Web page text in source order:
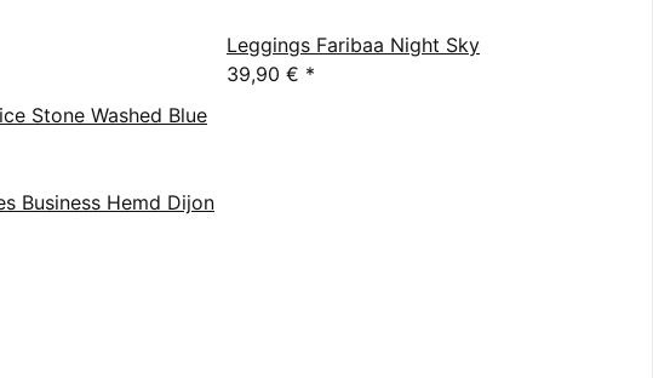
Stone Washed Blue
Leggings Faribaa Night Sky
39,90 € *